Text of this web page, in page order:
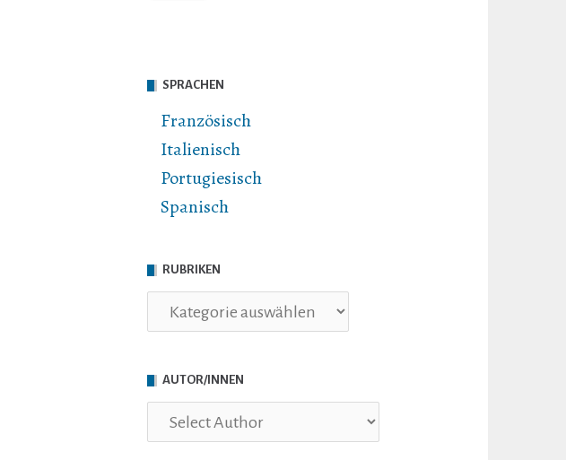
SPRACHEN
Französisch
Italienisch
Portugiesisch
Spanisch
RUBRIKEN
Rubriken
AUTOR/INNEN